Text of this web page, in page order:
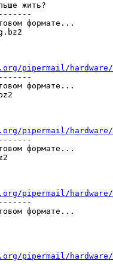
жить?
формате...
hardware/
формате...
hardware/
формате...
hardware/
формате...
hardware/